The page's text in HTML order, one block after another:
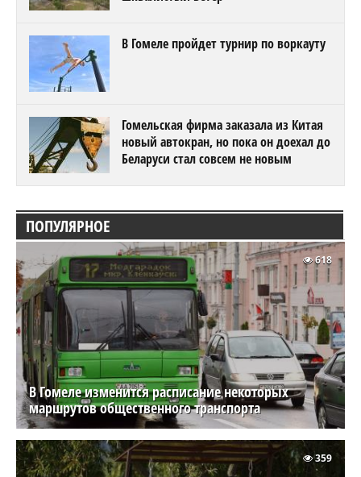
В Гомеле пройдет турнир по воркауту
Гомельская фирма заказала из Китая
новый автокран, но пока он доехал до
Беларуси стал совсем не новым
ПОПУЛЯРНОЕ
В Гомеле изменится расписание некоторых
маршрутов общественного транспорта
618
359